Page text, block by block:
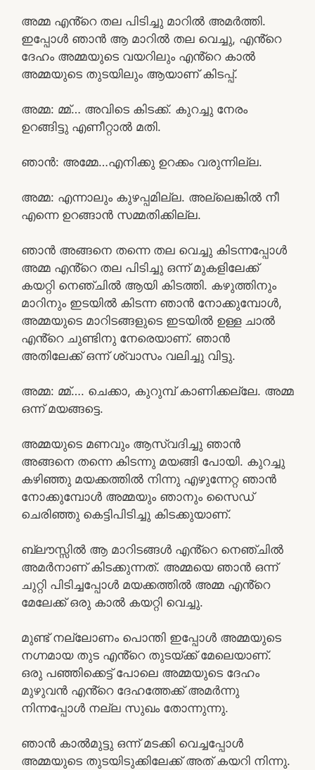
അമ്മ എൻ്റെ തല പിടിച്ചു മാറിൽ അമർത്തി.
ഇപ്പോൾ ഞാൻ ആ മാറിൽ തല വെച്ചു, എൻ്റെ
ദേഹം അമ്മയുടെ വയറിലും എൻ്റെ കാൽ
അമ്മയുടെ തുടയിലും ആയാണ് കിടപ്പ്.
അമ്മ: മ്മ്… അവിടെ കിടക്ക്. കുറച്ചു നേരം
ഉറങ്ങിട്ടു എണീറ്റാൽ മതി.
ഞാൻ: അമ്മേ…എനിക്കു ഉറക്കം വരുന്നില്ല.
അമ്മ: എന്നാലും കുഴപ്പമില്ല. അല്ലെങ്കിൽ നീ
എന്നെ ഉറങ്ങാൻ സമ്മതിക്കില്ല.
ഞാൻ അങ്ങനെ തന്നെ തല വെച്ചു കിടന്നപ്പോൾ
അമ്മ എൻ്റെ തല പിടിച്ചു ഒന്ന് മുകളിലേക്ക്
കയറ്റി നെഞ്ചിൽ ആയി കിടത്തി. കഴുത്തിനും
മാറിനും ഇടയിൽ കിടന്ന ഞാൻ നോക്കുമ്പോൾ,
അമ്മയുടെ മാറിടങ്ങളുടെ ഇടയിൽ ഉള്ള ചാൽ
എൻ്റെ ചുണ്ടിനു നേരെയാണ്. ഞാൻ
അതിലേക്ക് ഒന്ന് ശ്വാസം വലിച്ചു വിട്ടു.
അമ്മ: മ്മ്…. ചെക്കാ, കുറുമ്പ് കാണിക്കല്ലേ. അമ്മ
ഒന്ന് മയങ്ങട്ടെ.
അമ്മയുടെ മണവും ആസ്വദിച്ചു ഞാൻ
അങ്ങനെ തന്നെ കിടന്നു മയങ്ങി പോയി. കുറച്ചു
കഴിഞ്ഞു മയക്കത്തിൽ നിന്നു എഴുന്നേറ്റ ഞാൻ
നോക്കുമ്പോൾ അമ്മയും ഞാനും സൈഡ്
ചെരിഞ്ഞു കെട്ടിപിടിച്ചു കിടക്കുയാണ്.
ബ്ലൗസ്സിൽ ആ മാറിടങ്ങൾ എൻ്റെ നെഞ്ചിൽ
അമർനാണ് കിടക്കുന്നത്. അമ്മയെ ഞാൻ ഒന്ന്
ചുറ്റി പിടിച്ചപ്പോൾ മയക്കത്തിൽ അമ്മ എൻ്റെ
മേലേക്ക് ഒരു കാൽ കയറ്റി വെച്ചു.
മുണ്ട് നല്ലോണം പൊന്തി ഇപ്പോൾ അമ്മയുടെ
നഗ്നമായ തുട എൻ്റെ തുടയ്ക്ക് മേലെയാണ്.
ഒരു പഞ്ഞിക്കെട്ട് പോലെ അമ്മയുടെ ദേഹം
മുഴുവൻ എൻ്റെ ദേഹത്തേക്ക് അമർന്നു
നിന്നപ്പോൾ നല്ല സുഖം തോന്നുന്നു.
ഞാൻ കാൽമുട്ടു ഒന്ന് മടക്കി വെച്ചപ്പോൾ
അമ്മയുടെ തുടയിടുക്കിലേക്ക് അത് കയറി നിന്നു.